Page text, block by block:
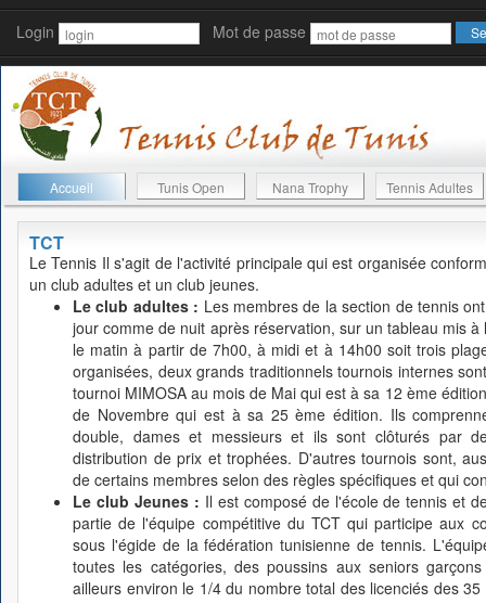
Login Mot de passe
Accueil Tunis Open Nana Trophy Tennis Adultes
TCT
Le Tennis Il s'agit de l'activité principale qui est organisée
un club adultes et un club jeunes.
Le club adultes : Les membres de la section de tennis
jour comme de nuit après réservation, sur un tableau mis
le matin à partir de 7h00, à midi et à 14h00 soit trois
organisées, deux grands traditionnels tournois internes
tournoi MIMOSA au mois de Mai qui est à sa 12 ème
de Novembre qui est à sa 25 ème édition. Ils
double, dames et messieurs et ils sont clôturés par
distribution de prix et trophées. D'autres tournois sont,
de certains membres selon des règles spécifiques et qui
Le club Jeunes : Il est composé de l'école de tennis et
partie de l'équipe compétitive du TCT qui participe aux
sous l'égide de la fédération tunisienne de tennis.
toutes les catégories, des poussins aux seniors
ailleurs environ le 1/4 du nombre total des licenciés des